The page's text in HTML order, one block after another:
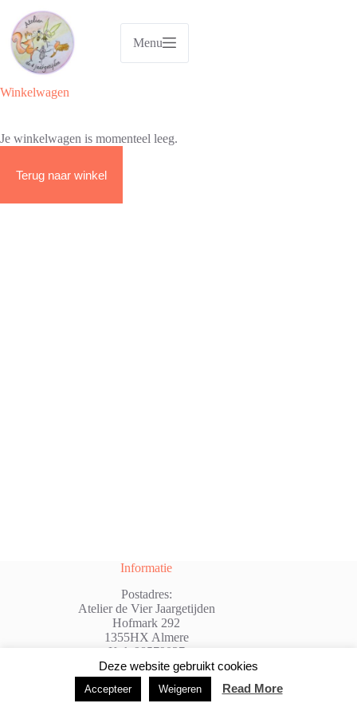
naar
inhoud
Menu
Winkelwagen
Je winkelwagen is momenteel leeg.
Terug naar winkel
Informatie
Postadres:
Atelier de Vier Jaargetijden
Hofmark 292
1355HX Almere
Kvk:98579037
@: info@atelierdevierjaargetijden.nl
Copyright © 2026 - WordPress thema doorCreative
Deze website gebruikt cookies
Accepteer Weigeren Read More